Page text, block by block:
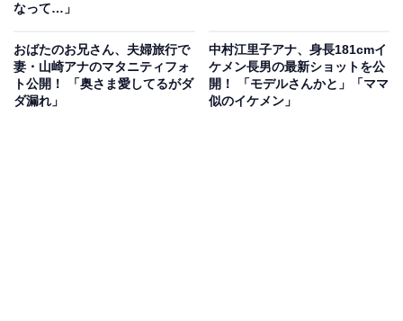
なって…」
おばたのお兄さん、夫婦旅行で
妻・山崎アナのマタニティフォ
ト公開！ 「奥さま愛してるがダ
ダ漏れ」
中村江里子アナ、身長181cmイ
ケメン長男の最新ショットを公
開！ 「モデルさんかと」「ママ
似のイケメン」